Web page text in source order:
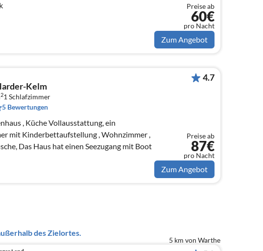
Preise ab
60€
pro Nacht
Zum Angebot
Kelm
21 Schlafzimmer
5 Bewertungen
, Küche Vollausstattung, ein
Kinderbettaufstellung , Wohnzimmer ,
Bad mit Dusche, Das Haus hat einen Seezugang mit Boot
4.7
Preise ab
87€
pro Nacht
Zum Angebot
des Zielortes.
5 km von Warthe